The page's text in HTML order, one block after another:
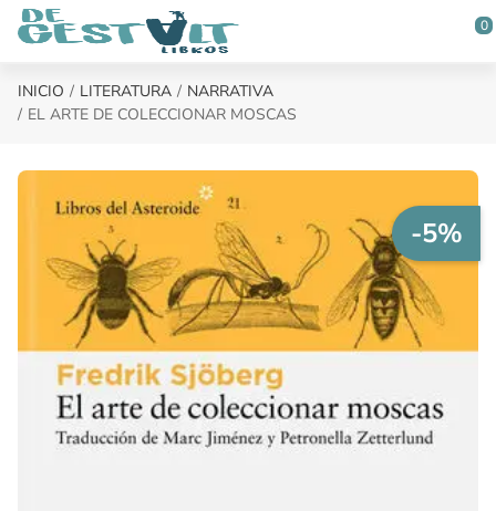
Saltar al contenido principal
0
INICIO LITERATURA
NARRATIVA
EL ARTE DE COLECCIONAR MOSCAS
-5%